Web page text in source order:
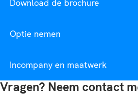
Download de brochure
Optie nemen
Incompany en maatwerk
Vragen? Neem contact